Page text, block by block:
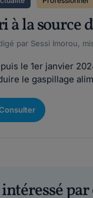
à la source
par Sessi Imorou,
le 1er janvier
le gaspillage